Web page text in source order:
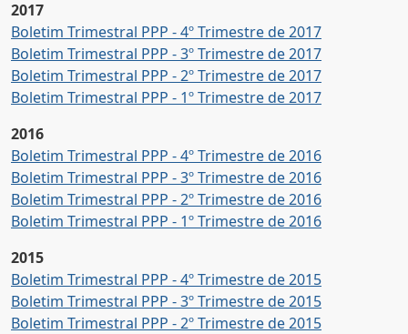
2017
Boletim Trimestral PPP - 4º Trimestre de 2017
Boletim Trimestral PPP - 3º Trimestre de 2017
Boletim Trimestral PPP - 2º Trimestre de 2017
Boletim Trimestral PPP - 1º Trimestre de 2017
2016
Boletim Trimestral PPP - 4º Trimestre de 2016
Boletim Trimestral PPP - 3º Trimestre de 2016
Boletim Trimestral PPP - 2º Trimestre de 2016
Boletim Trimestral PPP - 1º Trimestre de 2016
2015
Boletim Trimestral PPP - 4º Trimestre de 2015
Boletim Trimestral PPP - 3º Trimestre de 2015
Boletim Trimestral PPP - 2º Trimestre de 2015